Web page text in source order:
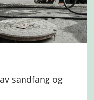
sandfang og